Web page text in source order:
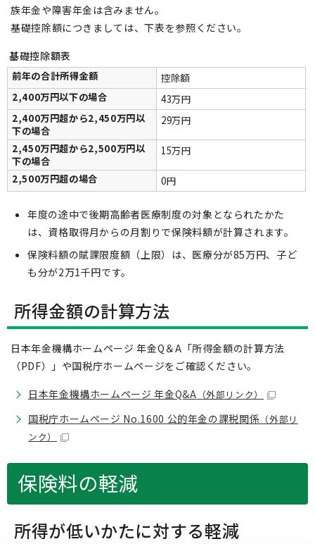
族年金や障害年金は含みません。
基礎控除額につきましては、下表を参照ください。
基礎控除額表
前年の合計所得金額
控除額
2,400万円以下の場合
43万円
2,400万円超から2,450万円以
下の場合
29万円
2,450万円超から2,500万円以
下の場合
15万円
2,500万円超の場合 0円
年度の途中で後期高齢者医療制度の対象となられたかた
は、資格取得月からの月割りで保険料額が計算されます。
保険料額の賦課限度額（上限）は、医療分が85万円、子ど
も分が2万1千円です。
所得金額の計算方法
日本年金機構ホームページ 年金Q＆A「所得金額の計算方法
（PDF）」や国税庁ホームページをご確認ください。
日本年金機構ホームページ 年金Q&A （外部リンク）
国税庁ホームページ No.1600 公的年金の課税関係 （外部リ
ンク）
保険料の軽減
所得が低いかたに対する軽減